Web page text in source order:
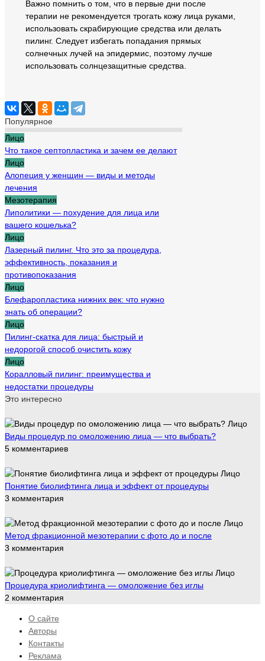
Важно помнить о том, что в первые дни после
терапии не рекомендуется трогать кожу лица руками,
использовать скрабирующие средства или делать
пилинг. Следует избегать попадания прямых
солнечных лучей на эпидермис, поэтому лучше
использовать солнцезащитные средства.
Популярное
Лицо
Что такое септопластика и зачем ее делают
Лицо
Алопеция у женщин — виды и методы
лечения
Мезотерапия
Липолитики — похудение для лица или
вашего кошелька?
Лицо
Лазерный пилинг. Что это за процедура,
эффективность, показания и
противопоказания
Лицо
Блефаропластика нижних век: что нужно
знать об операции?
Лицо
Пилинг-скатка для лица: быстрый и
недорогой способ очистить кожу
Лицо
Коралловый пилинг: преимущества и
недостатки процедуры
Это интересно
Лицо
Виды процедур по омоложению лица — что выбрать?
5 комментариев
Лицо
Понятие биолифтинга лица и эффект от процедуры
3 комментария
Лицо
Метод фракционной мезотерапии с фото до и после
3 комментария
Лицо
Процедура криолифтинга — омоложение без иглы
2 комментария
О сайте
Авторы
Контакты
Реклама